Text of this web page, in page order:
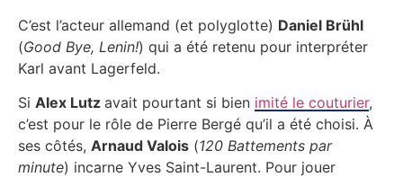
C’est l’acteur allemand (et polyglotte) Daniel Brühl
(Good Bye, Lenin!) qui a été retenu pour interpréter
Karl avant Lagerfeld.
Si Alex Lutz avait pourtant si bien imité le couturier,
c’est pour le rôle de Pierre Bergé qu’il a été choisi. À
ses côtés, Arnaud Valois (120 Battements par
minute) incarne Yves Saint-Laurent. Pour jouer